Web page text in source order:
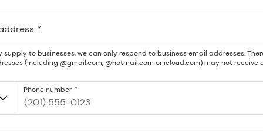
supply to businesses, we can only respond to business email addresses.
(including @gmail.com, @hotmail.com or icloud.com) may not receive
Phone number